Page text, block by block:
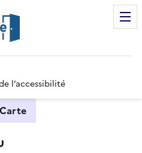
l’accessibilité
Carte